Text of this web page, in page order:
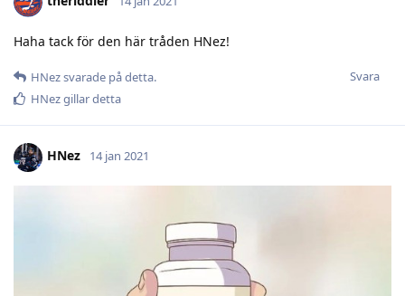
Haha tack för den här tråden HNez!
Svara
HNezsvarade på detta.
HNezgillar detta
HNez 14 jan 2021